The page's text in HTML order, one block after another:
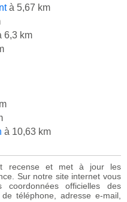
à 5,67 km
6,3 km
à 10,63 km
recense et met à jour les
Sur notre site internet vous
coordonnées officielles des
téléphone, adresse e-mail,